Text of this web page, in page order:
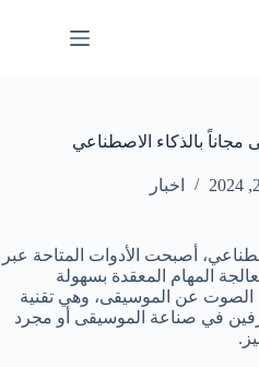
بالذكاء الاصطناعي
اخبار
أصبحت الأدوات المتاحة عبر
المهام المعقدة بسهولة
الصوت عن الموسيقى، وهي تقنية
في صناعة الموسيقى أو مجرد